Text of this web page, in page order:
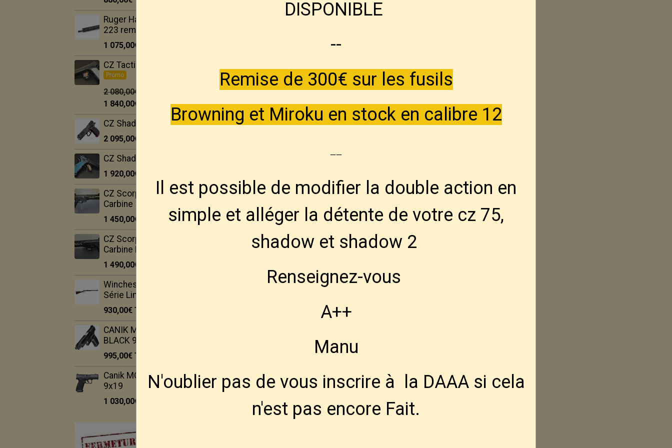
Ruger Harrier 16.1" --
223 rem
1 075,00€
CZ Tactical Sport 2.
Promo
2 080,00€
1 840,00€
CZ Shadow 2 target 5"
2 095,00€
CZ Shadow 2 OR.
1 920,00€
CZ Scorpio EVO 3
Carbine
1 450,00€
CZ Scorpio EVO 3
Carbine FS.
1 490,00€
Winchester Ranger
Série Limité 22Lr
930,00€TTC
CANIK METE SFX PRO
BLACK 9X19
995,00€TTC
Canik MC9 Prime -
9x19
1 030,00€
DISPONIBLE
--
Remise de 300€ sur les fusils
Browning et Miroku en stock en calibre 12
--
Il est possible de modifier la double action en
simple et alléger la détente de votre cz 75,
shadow et shadow 2
Renseignez-vous
A++
Manu
N'oublier pas de vous inscrire à la DAAA si cela
n'est pas encore Fait.